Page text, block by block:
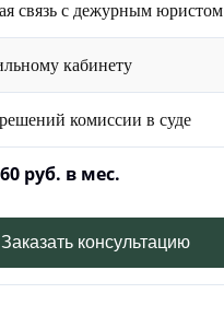
связь с дежурным юристом
кабинету
комиссии в суде
руб. в мес.
Заказать консультацию